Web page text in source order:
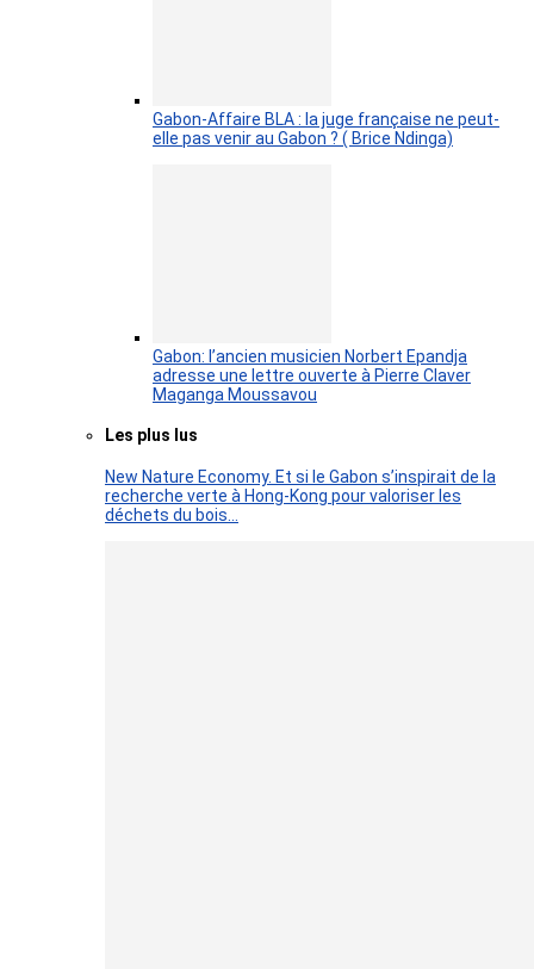
Gabon-Affaire BLA : la juge française ne peut-
elle pas venir au Gabon ? ( Brice Ndinga)
Gabon: l’ancien musicien Norbert Epandja
adresse une lettre ouverte à Pierre Claver
Maganga Moussavou
Les plus lus
New Nature Economy. Et si le Gabon s’inspirait de la
recherche verte à Hong-Kong pour valoriser les
déchets du bois…